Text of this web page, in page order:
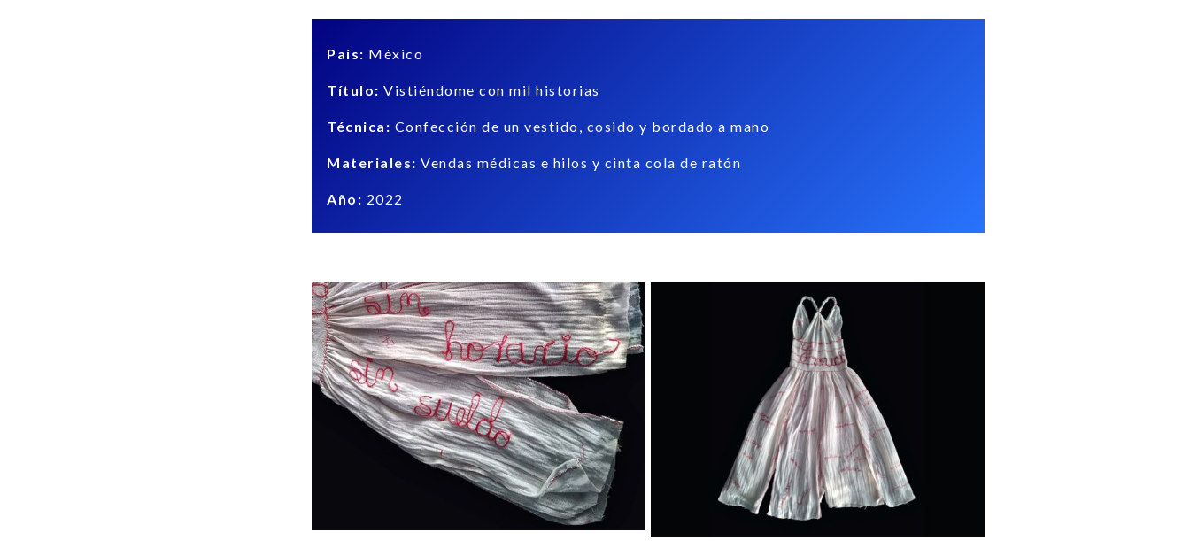
País: México
Título: Vistiéndome con mil historias
Técnica: Confección de un vestido, cosido y bordado a mano
Materiales: Vendas médicas e hilos y cinta cola de ratón
Año: 2022